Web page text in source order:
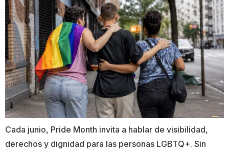
Cada junio, Pride Month invita a hablar de visibilidad,
derechos y dignidad para las personas LGBTQ+. Sin